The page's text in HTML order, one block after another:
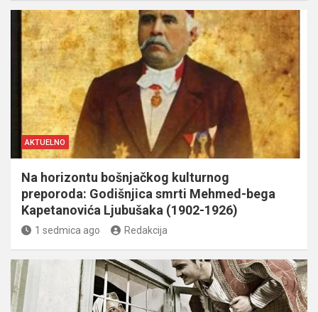
AKTUELNO
Na horizontu bošnjačkog kulturnog
preporoda: Godišnjica smrti Mehmed-bega
Kapetanovića Ljubušaka (1902-1926)
1 sedmica ago Redakcija